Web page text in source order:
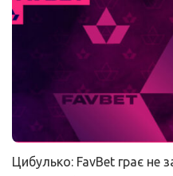
Цибулько: FavBet грає не